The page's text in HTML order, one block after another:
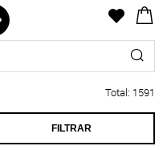
Total: 1591
FILTRAR